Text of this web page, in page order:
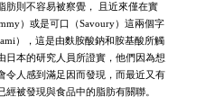
肪則不容易被察覺， 且近來僅在實
）或是可口（Savoury）這兩個字
），這是由麩胺酸鈉和胺基酸所觸
日本的研究人員所證實，他們因為想
令人感到滿足因而發現，而最近又有
被發現與食品中的脂肪有關聯。